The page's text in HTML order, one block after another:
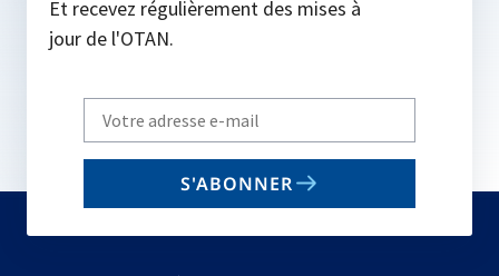
Et recevez régulièrement des mises à
jour de l'OTAN.
Write
your
email
S'ABONNER